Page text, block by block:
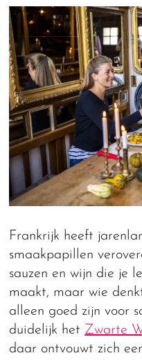
Frankrijk heeft
smaakpapillen
sauzen en wijn die je
maakt, maar wie
alleen goed zijn voor
duidelijk het Zwarte
daar ontvouwt zich